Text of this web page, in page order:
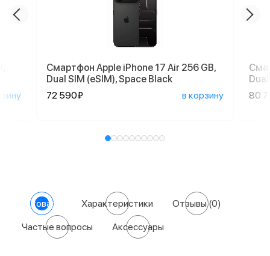
Смартфон Apple iPhone 17 Air 256 GB,
Dual SIM (eSIM), Space Black
72 590₽
в корзину
80
О товаре Характеристики Отзывы(0)
Частые вопросы Аксессуары